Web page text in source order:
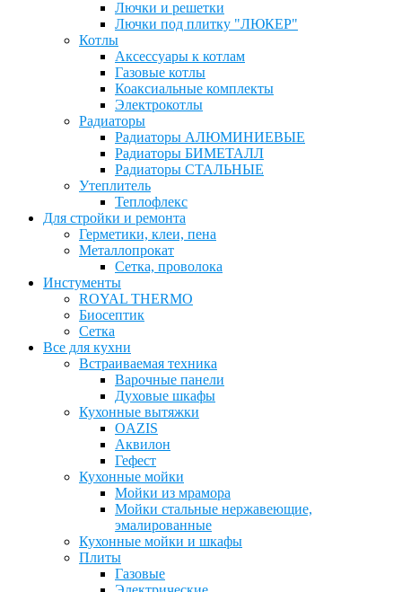
Лючки и решетки
Лючки под плитку "ЛЮКЕР"
Котлы
Аксессуары к котлам
Газовые котлы
Коаксиальные комплекты
Электрокотлы
Радиаторы
Радиаторы АЛЮМИНИЕВЫЕ
Радиаторы БИМЕТАЛЛ
Радиаторы СТАЛЬНЫЕ
Утеплитель
Теплофлекс
Для стройки и ремонта
Герметики, клеи, пена
Металлопрокат
Сетка, проволока
Инстументы
ROYAL THERMO
Биосептик
Сетка
Все для кухни
Встраиваемая техника
Варочные панели
Духовые шкафы
Кухонные вытяжки
OAZIS
Аквилон
Гефест
Кухонные мойки
Мойки из мрамора
Мойки стальные нержавеющие,
эмалированные
Кухонные мойки и шкафы
Плиты
Газовые